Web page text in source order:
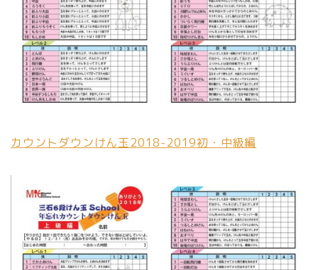
カウントダウンけん玉2018-2019初・中級編